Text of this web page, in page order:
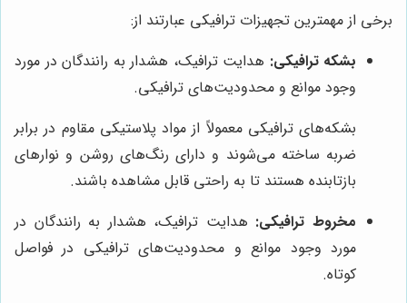
برخی از مهمترین تجهیزات ترافیکی عبارتند از:
بشکه ترافیکی: هدایت ترافیک، هشدار به رانندگان در مورد
وجود موانع و محدودیت‌های ترافیکی.
بشکه‌های ترافیکی معمولاً از مواد پلاستیکی مقاوم در برابر
ضربه ساخته می‌شوند و دارای رنگ‌های روشن و نوارهای
بازتابنده هستند تا به راحتی قابل مشاهده باشند.
مخروط ترافیکی: هدایت ترافیک، هشدار به رانندگان در
مورد وجود موانع و محدودیت‌های ترافیکی در فواصل
کوتاه.